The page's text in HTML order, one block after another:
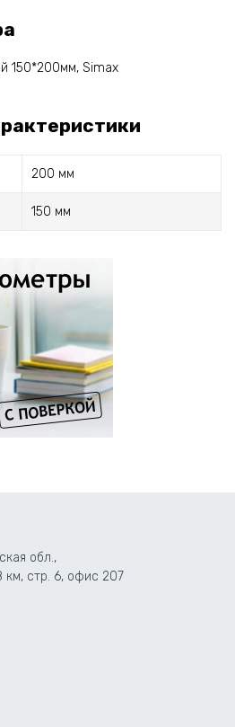
150*200мм, Simax
200 мм
150 мм
обл.,
км, стр. 6, офис 207